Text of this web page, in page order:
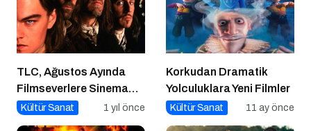
TLC, Ağustos Ayında
Filmseverlere Sinema
Dolu Akşamlar Sunuyor
Kültür Sanat 1 yıl önce
Korkudan Dramatik
Yolculuklara Yeni Filmler
Kültür Sanat 11 ay önce